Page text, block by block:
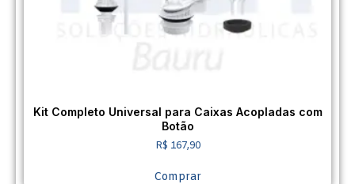
Kit Completo Universal para Caixas Acopladas com
Botão
R$ 167,90
Comprar